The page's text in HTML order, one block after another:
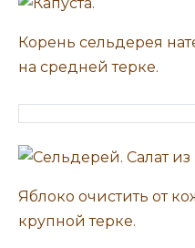
Корень сельдерея
на средней терке.
Яблоко очистить от
крупной терке.